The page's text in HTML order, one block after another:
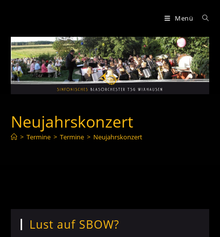
Menü
Neujahrskonzert
> Termine > Termine > Neujahrskonzert
Lust auf SBOW?